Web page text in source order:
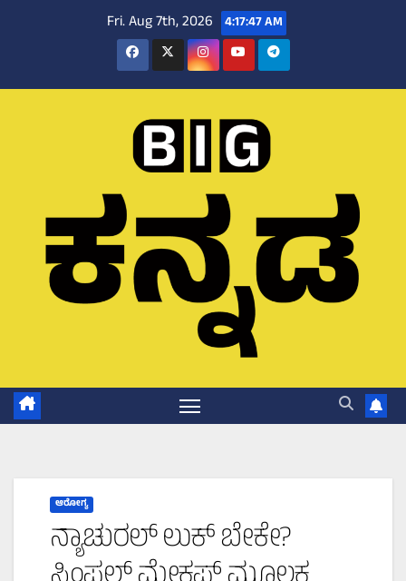
Fri. Aug 7th, 2026 4:17:48 AM
ಆರೋಗ್ಯ
ನ್ಯಾಚುರಲ್ ಲುಕ್ ಬೇಕೇ?